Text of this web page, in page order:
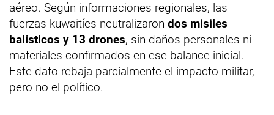
aéreo. Según informaciones regionales, las
fuerzas kuwaitíes neutralizaron dos misiles
balísticos y 13 drones, sin daños personales ni
materiales confirmados en ese balance inicial.
Este dato rebaja parcialmente el impacto militar,
pero no el político.